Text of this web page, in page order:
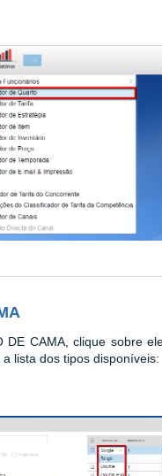
DE CAMA, clique sobre
lista dos tipos disponíveis: